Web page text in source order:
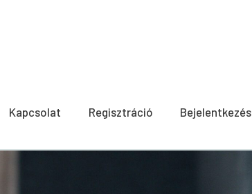
Kapcsolat Regisztráció Bejelentkezés